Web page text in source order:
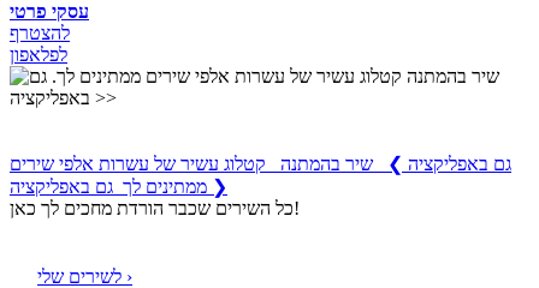
עסקי פרטי
להצטרף
לפלאפון
גם באפליקציה ❯
שיר בהמתנה קטלוג עשיר של עשרות אלפי שירים
ממתינים לך גם באפליקציה ❯
כל השירים שכבר הורדת מחכים לך כאן!
לשירים שלי ›